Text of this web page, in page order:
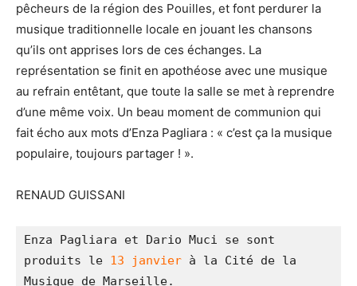
pêcheurs de la région des Pouilles, et font perdurer la
musique traditionnelle locale en jouant les chansons
qu’ils ont apprises lors de ces échanges. La
représentation se finit en apothéose avec une musique
au refrain entêtant, que toute la salle se met à reprendre
d’une même voix. Un beau moment de communion qui
fait écho aux mots d’Enza Pagliara : « c’est ça la musique
populaire, toujours partager ! ».
RENAUD GUISSANI
Enza Pagliara et Dario Muci se sont
produits le 13 janvier à la Cité de la
Musique de Marseille.